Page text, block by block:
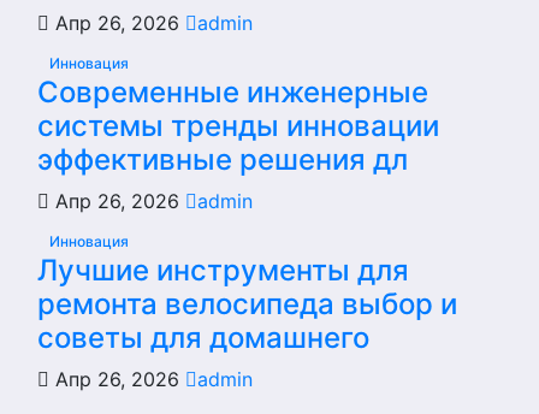
Апр 26, 2026 admin
Инновация
Современные инженерные
системы тренды инновации
эффективные решения дл
Апр 26, 2026 admin
Инновация
Лучшие инструменты для
ремонта велосипеда выбор и
советы для домашнего
Апр 26, 2026 admin